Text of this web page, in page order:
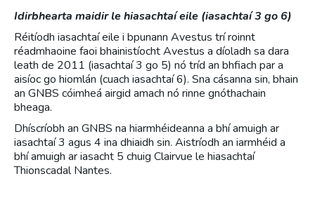
Idirbhearta maidir le hiasachtaí eile (iasachtaí 3 go 6)
Réitíodh iasachtaí eile i bpunann Avestus trí roinnt
réadmhaoine faoi bhainistíocht Avestus a díoladh sa dara
leath de 2011 (iasachtaí 3 go 5) nó tríd an bhfiach par a
aisíoc go hiomlán (cuach iasachtaí 6). Sna cásanna sin, bhain
an GNBS cóimheá airgid amach nó rinne gnóthachain
bheaga.
Dhíscríobh an GNBS na hiarmhéideanna a bhí amuigh ar
iasachtaí 3 agus 4 ina dhiaidh sin. Aistríodh an iarmhéid a
bhí amuigh ar iasacht 5 chuig Clairvue le hiasachtaí
Thionscadal Nantes.